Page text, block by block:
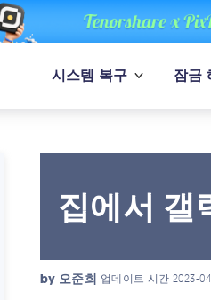
시스템 복구 잠금
집에서 갤
by 오준희 업데이트 시간 2023-